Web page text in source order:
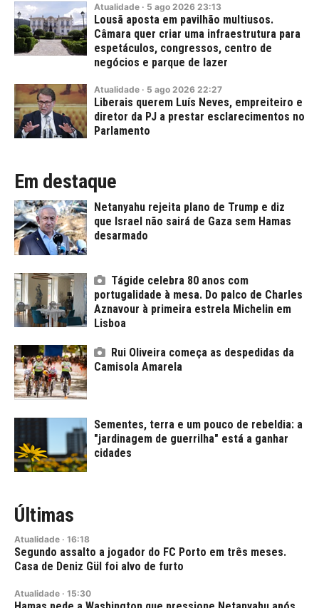
Atualidade · 5 ago 2026 23:13
Lousã aposta em pavilhão multiusos.
Câmara quer criar uma infraestrutura para
espetáculos, congressos, centro de
negócios e parque de lazer
Atualidade · 5 ago 2026 22:27
Liberais querem Luís Neves, empreiteiro e
diretor da PJ a prestar esclarecimentos no
Parlamento
Em destaque
Netanyahu rejeita plano de Trump e diz
que Israel não sairá de Gaza sem Hamas
desarmado
Tágide celebra 80 anos com
portugalidade à mesa. Do palco de Charles
Aznavour à primeira estrela Michelin em
Lisboa
Rui Oliveira começa as despedidas da
Camisola Amarela
Sementes, terra e um pouco de rebeldia: a
"jardinagem de guerrilha" está a ganhar
cidades
Últimas
Atualidade · 16:18
Segundo assalto a jogador do FC Porto em três meses.
Casa de Deniz Gül foi alvo de furto
Atualidade · 15:30